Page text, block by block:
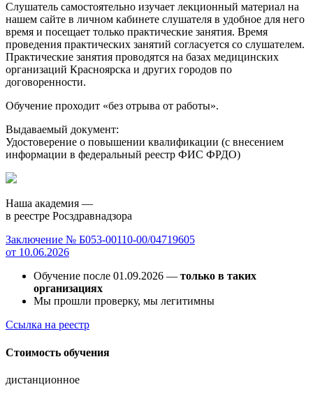
Слушатель самостоятельно изучает лекционный материал на
нашем сайте в личном кабинете слушателя в удобное для него
время и посещает только практические занятия. Время
проведения практических занятий согласуется со слушателем.
Практические занятия проводятся на базах медицинских
организаций Красноярска и других городов по
договоренности.
Обучение проходит «без отрыва от работы».
Выдаваемый документ:
Удостоверение о повышении квалификации (с внесением
информации в федеральный реестр ФИС ФРДО)
Наша академия —
в реестре Росздравнадзора
Заключение № Б053-00110-00/04719605
от 10.06.2026
Обучение после 01.09.2026 — только в таких
организациях
Мы прошли проверку, мы легитимны
Ссылка на реестр
Стоимость обучения
дистанционное